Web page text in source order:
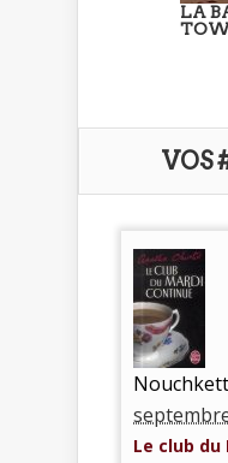
LA
VOS
Le club